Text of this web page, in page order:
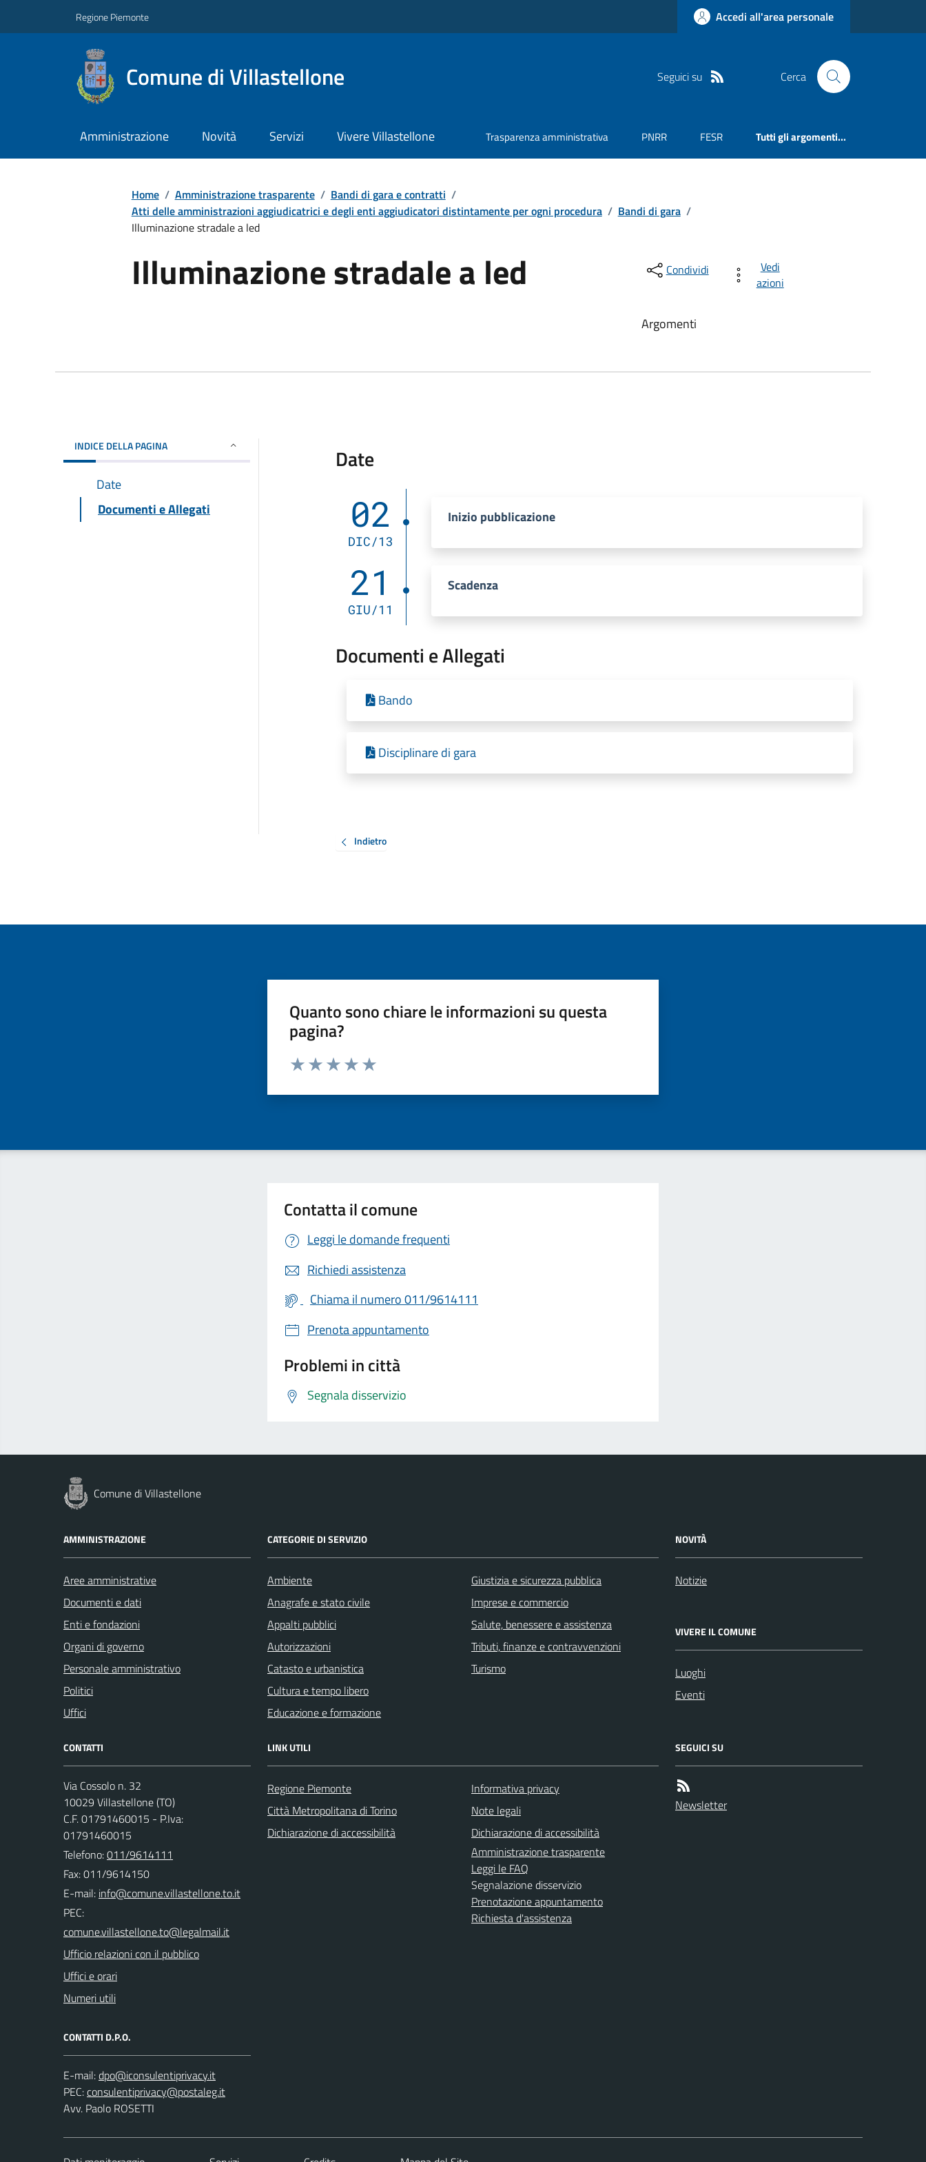
Regione Piemonte Accedi all'area personale
Comune di Villastellone Seguici su Cerca
Amministrazione Novità Servizi Vivere Villastellone Trasparenza amministrativa PNRR FESR Tutti gli argomenti...
Home / Amministrazione trasparente / Bandi di gara e contratti /
Atti delle amministrazioni aggiudicatrici e degli enti aggiudicatori distintamente per ogni procedura / Bandi di gara /
Illuminazione stradale a led
Illuminazione stradale a led Condividi
Vedi
azioni
Argomenti
INDICE DELLA PAGINA
Date
Documenti e Allegati
Date
02
DIC/13
Inizio pubblicazione
21
GIU/11
Scadenza
Documenti e Allegati
Bando
Disciplinare di gara
Indietro
Quanto sono chiare le informazioni su questa
pagina?
Valuta da 1 a 5 stelle la pagina
Contatta il comune
Leggi le domande frequenti
Richiedi assistenza
Chiama il numero 011/9614111
Prenota appuntamento
Problemi in città
Segnala disservizio
Comune di Villastellone
AMMINISTRAZIONE
Aree amministrative
Documenti e dati
Enti e fondazioni
Organi di governo
Personale amministrativo
Politici
Uffici
CATEGORIE DI SERVIZIO
Ambiente
Anagrafe e stato civile
Appalti pubblici
Autorizzazioni
Catasto e urbanistica
Cultura e tempo libero
Educazione e formazione
Giustizia e sicurezza pubblica
Imprese e commercio
Salute, benessere e assistenza
Tributi, finanze e contravvenzioni
Turismo
NOVITÀ
Notizie
VIVERE IL COMUNE
Luoghi
Eventi
CONTATTI
Via Cossolo n. 32
10029 Villastellone (TO)
C.F. 01791460015 - P.Iva:
01791460015
Telefono:011/9614111
Fax: 011/9614150
E-mail:
PEC:
Ufficio relazioni con il pubblico
Uffici e orari
Numeri utili
CONTATTI D.P.O.
E-mail:
PEC:
Avv. Paolo ROSETTI
LINK UTILI
Regione Piemonte
Città Metropolitana di Torino
Dichiarazione di accessibilità
Informativa privacy
Note legali
Dichiarazione di accessibilità
Amministrazione trasparente
Leggi le FAQ
Segnalazione disservizio
Prenotazione appuntamento
Richiesta d'assistenza
SEGUICI SU
Newsletter